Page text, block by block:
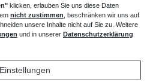
klicken, erlauben Sie uns diese Daten
nicht zustimmen , beschränken wir uns auf
unsere Inhalte nicht auf Sie zu. Weitere
und in unserer Datenschutzerklärung
Einstellungen